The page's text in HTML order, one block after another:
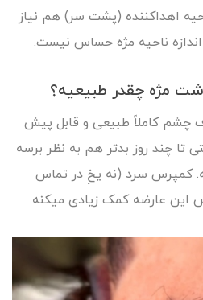
اهداکننده (پشت سر) هم نیاز
ناحیه مژه حساس نیست.
مژه چقدر طبیعیه؟
چشم کاملاً طبیعی و قابل پیش
تا چند روز بدتر هم به نظر برسه
کمپرس سرد (نه یخِ در تماس
عارضه کمک زیادی میکنه.